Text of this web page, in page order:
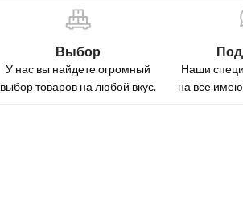
Выбор
У нас вы найдете огромный
выбор товаров на любой вкус.
Наши
на все